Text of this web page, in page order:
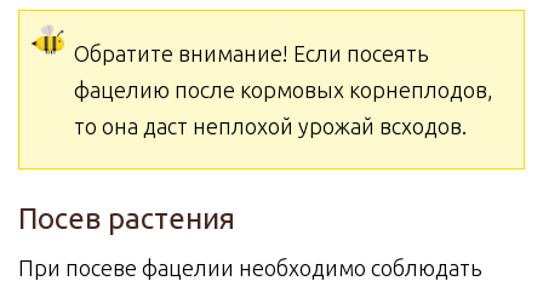
Обратите внимание! Если посеять
фацелию после кормовых корнеплодов,
то она даст неплохой урожай всходов.
Посев растения
При посеве фацелии необходимо соблюдать